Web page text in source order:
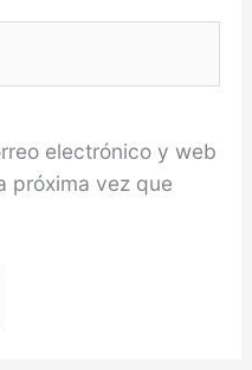
electrónico y web
próxima vez que